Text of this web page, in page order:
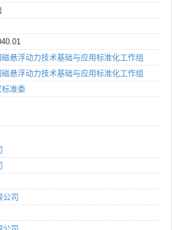
磁悬浮动力技术基础与应用标准化工作组
磁悬浮动力技术基础与应用标准化工作组
标准委
公司